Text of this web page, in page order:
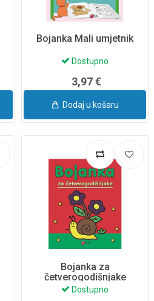
Bojanka Mali umjetnik
Dostupno
3,97 €
Dodaj u košaru
Bojanka za
četverogodišnjake
Dostupno